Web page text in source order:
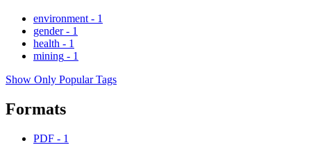
environment - 1
gender - 1
health - 1
mining - 1
Show Only Popular Tags
Formats
PDF - 1